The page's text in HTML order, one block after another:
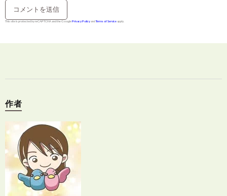
This site is protected by reCAPTCHA and the GooglePrivacy Policy andTerms of Service apply.
作者